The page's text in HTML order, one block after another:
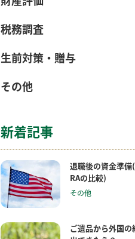
税務調査
生前対策・贈与
その他
新着記事
退職後の資金準備
RAの比較)
その他
ご遺品から外国